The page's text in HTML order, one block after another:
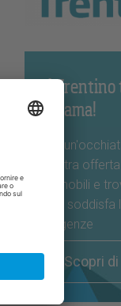
Il Trentino
chiama!
Dai
nostra
immobili e
che soddisfa
esigenze
Scopri